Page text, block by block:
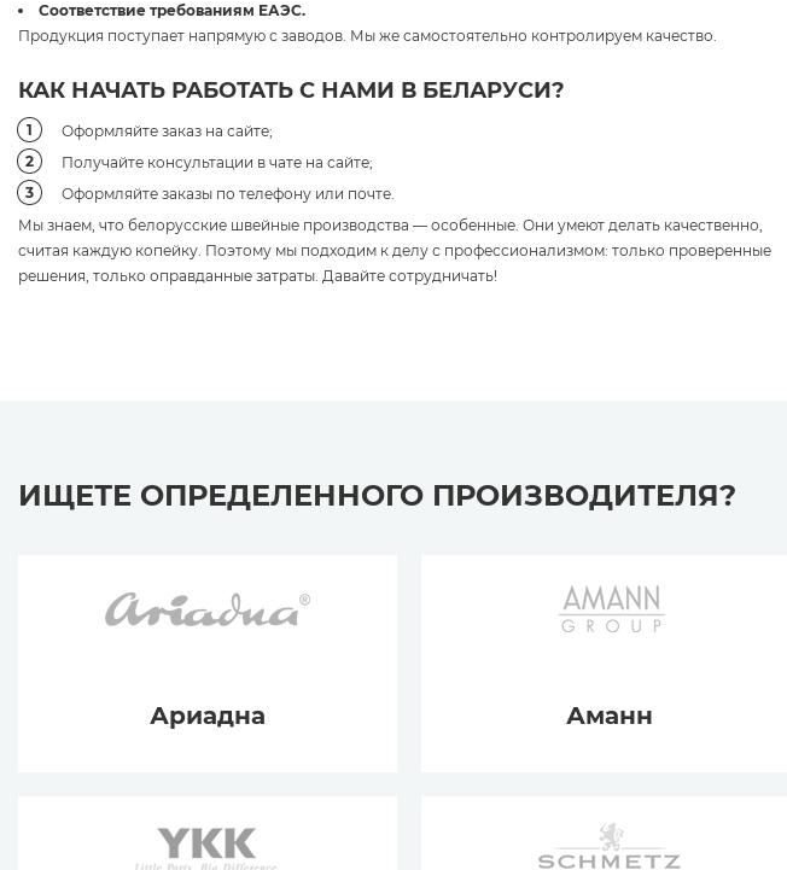
Соответствие требованиям ЕАЭС.
Продукция поступает напрямую с заводов. Мы же самостоятельно контролируем качество.
КАК НАЧАТЬ РАБОТАТЬ С НАМИ В БЕЛАРУСИ?
Оформляйте заказ на сайте;
Получайте консультации в чате на сайте;
Оформляйте заказы по телефону или почте.
Мы знаем, что белорусские швейные производства — особенные. Они умеют делать качественно,
считая каждую копейку. Поэтому мы подходим к делу с профессионализмом: только проверенные
решения, только оправданные затраты. Давайте сотрудничать!
ИЩЕТЕ ОПРЕДЕЛЕННОГО ПРОИЗВОДИТЕЛЯ?
Ариадна Аманн